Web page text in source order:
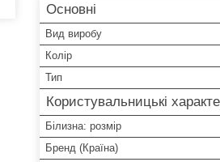
Основні
Вид виробу
Колір
Тип
Користувальницькі
Білизна: розмір
Бренд (Країна)